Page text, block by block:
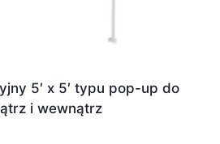
5′ x 5′ typu pop-up do
i wewnątrz